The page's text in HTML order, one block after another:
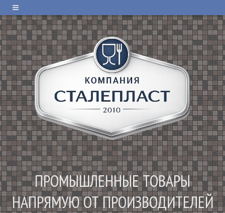
ПРОМЫШЛЕННЫЕ ТОВАРЫ
НАПРЯМУЮ ОТ ПРОИЗВОДИТЕЛЕЙ